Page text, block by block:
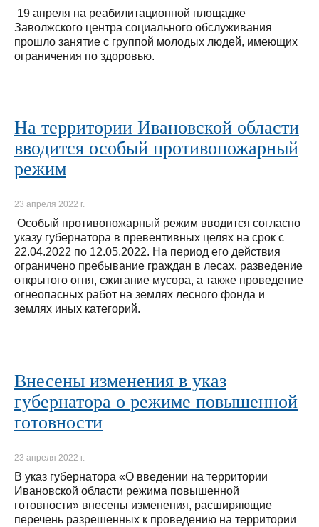
19 апреля на реабилитационной площадке
Заволжского центра социального обслуживания
прошло занятие с группой молодых людей, имеющих
ограничения по здоровью.
На территории Ивановской области
вводится особый противопожарный
режим
23 апреля 2022 г.
Особый противопожарный режим вводится согласно
указу губернатора в превентивных целях на срок с
22.04.2022 по 12.05.2022. На период его действия
ограничено пребывание граждан в лесах, разведение
открытого огня, сжигание мусора, а также проведение
огнеопасных работ на землях лесного фонда и
землях иных категорий.
Внесены изменения в указ
губернатора о режиме повышенной
готовности
23 апреля 2022 г.
В указ губернатора «О введении на территории
Ивановской области режима повышенной
готовности» внесены изменения, расширяющие
перечень разрешенных к проведению на территории